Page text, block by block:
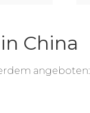
China
angeboten: